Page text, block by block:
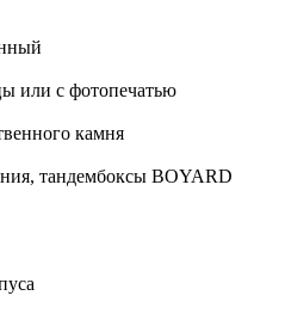
или с фотопечатью
камня
тандембоксы BOYARD